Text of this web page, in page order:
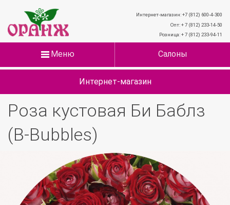
Интернет-магазин: +7 (812) 600-4-300
Опт: + 7 (812) 233-14-50
Розница: + 7 (812) 233-94-11
Меню Салоны
Интернет-магазин
Роза кустовая Би Баблз
(B-Bubbles)